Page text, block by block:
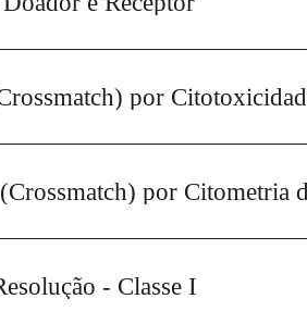
- Classe I